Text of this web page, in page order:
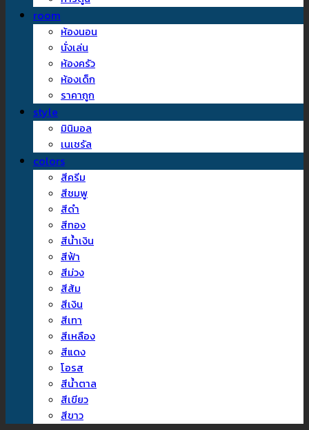
room
ห้องนอน
นั่งเล่น
ห้องครัว
ห้องเด็ก
ราคาถูก
style
มินิมอล
เนเชรัล
colors
สีครีม
สีชมพู
สีดำ
สีทอง
สีน้ำเงิน
สีฟ้า
สีม่วง
สีส้ม
สีเงิน
สีเทา
สีเหลือง
สีแดง
โอรส
สีน้ำตาล
สีเขียว
สีขาว